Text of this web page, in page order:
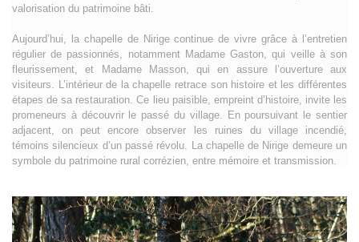
valorisation du patrimoine bâti.
Aujourd’hui, la chapelle de Nirige continue de vivre grâce à l’entretien
régulier de passionnés, notamment Madame Gaston, qui veille à son
fleurissement, et Madame Masson, qui en assure l’ouverture aux
visiteurs. L’intérieur de la chapelle retrace son histoire et les différentes
étapes de sa restauration. Ce lieu paisible, empreint d’histoire, invite les
promeneurs à découvrir le passé du village. En poursuivant le sentier
adjacent, on peut encore observer les ruines du village incendié,
témoins silencieux d’un passé révolu. La chapelle de Nirige demeure un
symbole du patrimoine rural corrézien, entre mémoire et transmission.